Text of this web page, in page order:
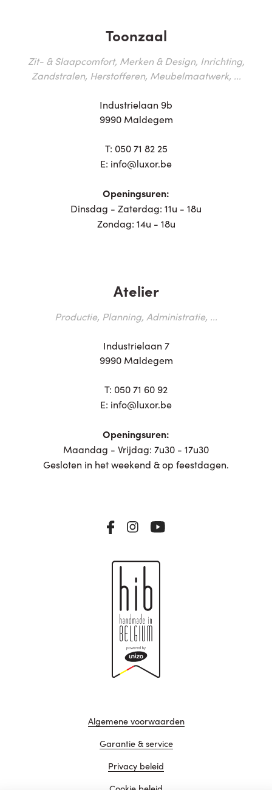
Toonzaal
Zit- & Slaapcomfort, Merken & Design, Inrichting,
Zandstralen, Herstofferen, Meubelmaatwerk, ...
Industrielaan 9b
9990 Maldegem
T: 050 71 82 25
E: info@luxor.be
Openingsuren:
Dinsdag - Zaterdag: 11u - 18u
Zondag: 14u - 18u
Atelier
Productie, Planning, Administratie, ...
Industrielaan 7
9990 Maldegem
T: 050 71 60 92
E: info@luxor.be
Openingsuren:
Maandag - Vrijdag: 7u30 - 17u30
Gesloten in het weekend & op feestdagen.
Algemene voorwaarden
Garantie & service
Privacy beleid